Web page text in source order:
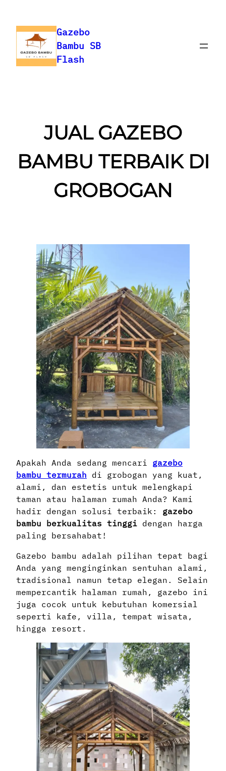
content
Gazebo
Bambu SB
Flash
JUAL GAZEBO
BAMBU TERBAIK DI
GROBOGAN
Apakah Anda sedang mencari gazebo
bambu termurah di grobogan yang kuat,
alami, dan estetis untuk melengkapi
taman atau halaman rumah Anda? Kami
hadir dengan solusi terbaik: gazebo
bambu berkualitas tinggi dengan harga
paling bersahabat!
Gazebo bambu adalah pilihan tepat bagi
Anda yang menginginkan sentuhan alami,
tradisional namun tetap elegan. Selain
mempercantik halaman rumah, gazebo ini
juga cocok untuk kebutuhan komersial
seperti kafe, villa, tempat wisata,
hingga resort.